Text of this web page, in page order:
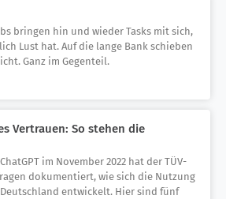
bringen hin und wieder Tasks mit sich,
Lust hat. Auf die lange Bank schieben
Ganz im Gegenteil.
Vertrauen: So stehen die
im November 2022 hat der TÜV-
dokumentiert, wie sich die Nutzung
entwickelt. Hier sind fünf